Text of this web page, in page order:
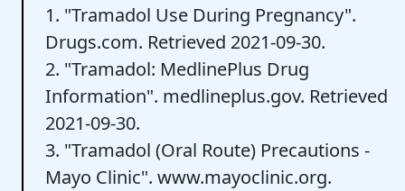
1. "Tramadol Use During Pregnancy".
Drugs.com. Retrieved 2021-09-30.
2. "Tramadol: MedlinePlus Drug
Information". medlineplus.gov. Retrieved
2021-09-30.
3. "Tramadol (Oral Route) Precautions -
Mayo Clinic". www.mayoclinic.org.